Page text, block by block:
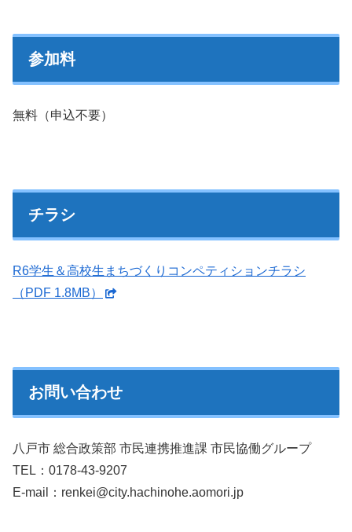
参加料
無料（申込不要）
チラシ
R6学生＆高校生まちづくりコンペティションチラシ
（PDF 1.8MB）
お問い合わせ
八戸市 総合政策部 市民連携推進課 市民協働グループ
TEL：0178-43-9207
E-mail：renkei@city.hachinohe.aomori.jp